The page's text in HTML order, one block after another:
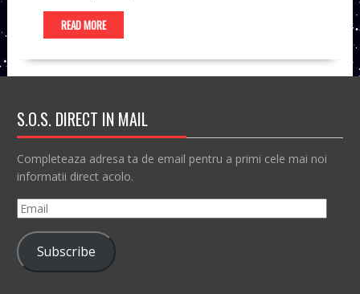
READ MORE
S.O.S. DIRECT IN MAIL
Completeaza adresa ta de email pentru a primi cele mai noi
informatii direct acolo.
Email
Subscribe